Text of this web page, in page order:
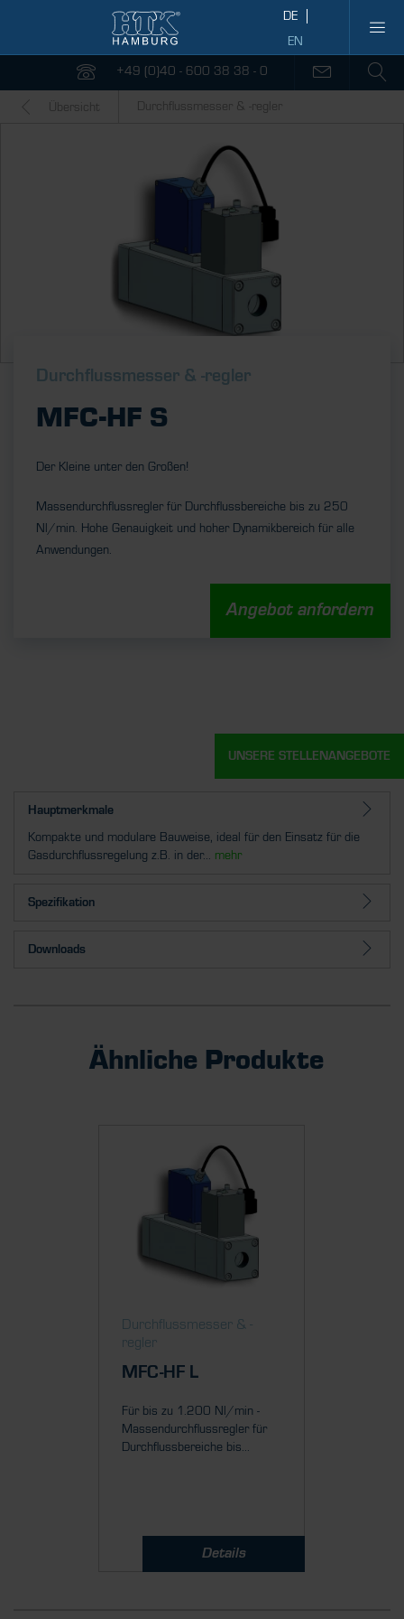
+49 (0)40 - 600 38 38 - 0
Übersicht Durchflussmesser & -regler
Durch­fluss­messer & ­-regler
MFC-HF S
Der Kleine unter den Großen!
Massendurchflussregler für Durchflussbereiche bis zu 250
Nl/min. Hohe Genauigkeit und hoher Dynamikbereich für alle
Anwendungen.
Angebot anfordern
Hauptmerkmale
Kompakte und modulare Bauweise, ideal für den Einsatz für die
Gasdurchflussregelung z.B. in der... mehr
Spezifikation
Downloads
Ähnliche Produkte
Durch­fluss­messer & ­-
regler
MFC-HF L
Für bis zu 1.200 Nl/min -
Massendurchflussregler für
Durchflussbereiche bis...
Details
UNSERE STELLENANGEBOTE